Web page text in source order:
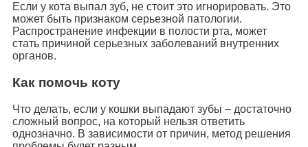
Если у кота выпал зуб, не стоит это игнорировать. Это
может быть признаком серьезной патологии.
Распространение инфекции в полости рта, может
стать причиной серьезных заболеваний внутренних
органов.
Как помочь коту
Что делать, если у кошки выпадают зубы – достаточно
сложный вопрос, на который нельзя ответить
однозначно. В зависимости от причин, метод решения